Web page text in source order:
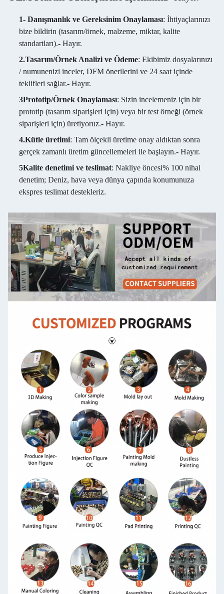
1- Danışmanlık ve Gereksinim Onaylaması: İhtiyaçlarınızı
bize bildirin (tasarım/örnek, malzeme, miktar, kalite
standartları).- Hayır.
2.Tasarım/Örnek Analizi ve Ödeme: Ekibimiz dosyalarınızı
/ numunenizi inceler, DFM önerilerini ve 24 saat içinde
teklifleri sağlar.- Hayır.
3Prototip/Örnek Onaylaması: Sizin incelemeniz için bir
prototip (tasarım siparişleri için) veya bir test örneği (örnek
siparişleri için) üretiyoruz.- Hayır.
4.Kütle üretimi: Tam ölçekli üretime onay aldıktan sonra
gerçek zamanlı üretim güncellemeleri ile başlayın.- Hayır.
5Kalite denetimi ve teslimat: Nakliye öncesi% 100 nihai
denetim; Deniz, hava veya dünya çapında konumunuza
ekspres teslimat destekleriz.